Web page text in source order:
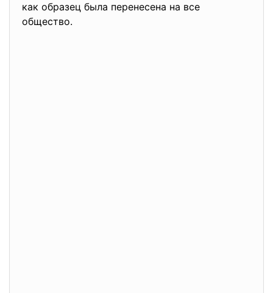
как образец была перенесена на все
общество.